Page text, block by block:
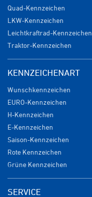
Quad-Kennzeichen
LKW-Kennzeichen
Leichtkraftrad-Kennzeichen
Traktor-Kennzeichen
KENNZEICHENART
Wunschkennzeichen
EURO-Kennzeichen
H-Kennzeichen
E-Kennzeichen
Saison-Kennzeichen
Rote Kennzeichen
Grüne Kennzeichen
SERVICE